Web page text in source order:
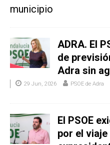
municipio
ADRA. El
de
Adra sin
29 Jun, 2026 PSOE de Adra
El PSOE
por el